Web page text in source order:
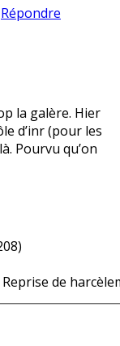
Répondre
la galère. Hier
d’inr (pour les
Pourvu qu’on
de